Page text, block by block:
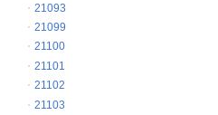
21093
21099
21100
21101
21102
21103